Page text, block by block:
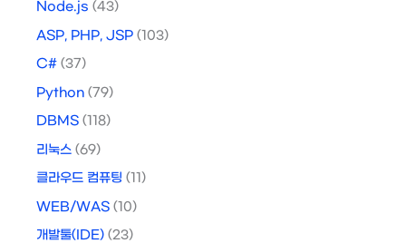
Node.js (43)
ASP, PHP, JSP (103)
C# (37)
Python (79)
DBMS (118)
리눅스 (69)
클라우드 컴퓨팅 (11)
WEB/WAS (10)
개발툴(IDE) (23)